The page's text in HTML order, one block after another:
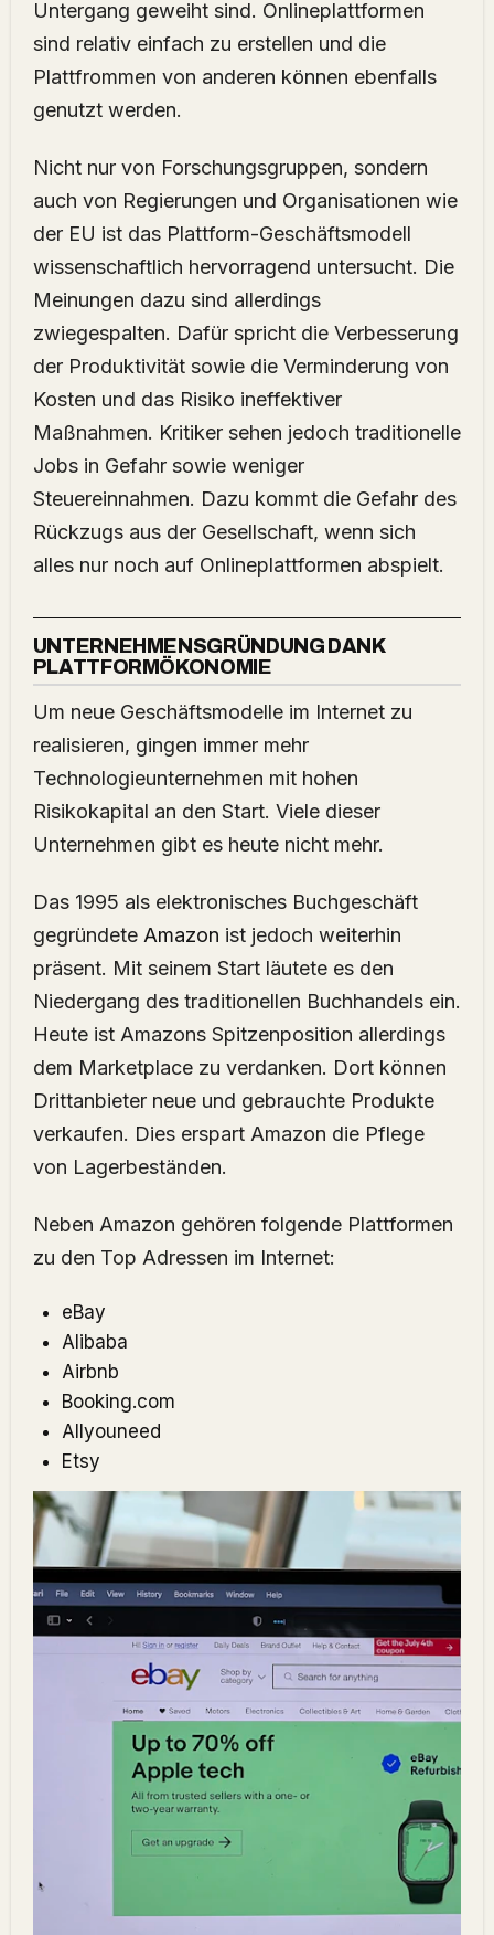
Untergang geweiht sind. Onlineplattformen
sind relativ einfach zu erstellen und die
Plattfrommen von anderen können ebenfalls
genutzt werden.
Nicht nur von Forschungsgruppen, sondern
auch von Regierungen und Organisationen wie
der EU ist das Plattform-Geschäftsmodell
wissenschaftlich hervorragend untersucht. Die
Meinungen dazu sind allerdings
zwiegespalten. Dafür spricht die Verbesserung
der Produktivität sowie die Verminderung von
Kosten und das Risiko ineffektiver
Maßnahmen. Kritiker sehen jedoch traditionelle
Jobs in Gefahr sowie weniger
Steuereinnahmen. Dazu kommt die Gefahr des
Rückzugs aus der Gesellschaft, wenn sich
alles nur noch auf Onlineplattformen abspielt.
UNTERNEHMENSGRÜNDUNG DANK
PLATTFORMÖKONOMIE
Um neue Geschäftsmodelle im Internet zu
realisieren, gingen immer mehr
Technologieunternehmen mit hohen
Risikokapital an den Start. Viele dieser
Unternehmen gibt es heute nicht mehr.
Das 1995 als elektronisches Buchgeschäft
gegründete Amazon ist jedoch weiterhin
präsent. Mit seinem Start läutete es den
Niedergang des traditionellen Buchhandels ein.
Heute ist Amazons Spitzenposition allerdings
dem Marketplace zu verdanken. Dort können
Drittanbieter neue und gebrauchte Produkte
verkaufen. Dies erspart Amazon die Pflege
von Lagerbeständen.
Neben Amazon gehören folgende Plattformen
zu den Top Adressen im Internet:
eBay
Alibaba
Airbnb
Booking.com
Allyouneed
Etsy